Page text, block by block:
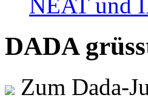
NEAT und
DADA
Zum Dada-